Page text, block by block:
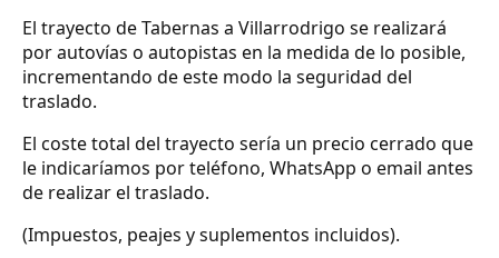
El trayecto de Tabernas a Villarrodrigo se realizará
por autovías o autopistas en la medida de lo posible,
incrementando de este modo la seguridad del
traslado.
El coste total del trayecto sería un precio cerrado que
le indicaríamos por teléfono, WhatsApp o email antes
de realizar el traslado.
(Impuestos, peajes y suplementos incluidos).